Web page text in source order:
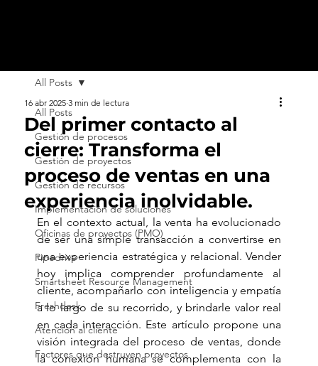
All Posts
Gestión de procesos
Gestión de proyectos
Gestión de recursos
Implementación de soluciones
Oficinas de proyectos (PMO)
Pipedrive
Smartsheet Resource Management
Freshdesk
Atención al cliente
Factores que destruyen proyectos
All Posts
Del primer contacto al
cierre: Transforma el
proceso de ventas en una
experiencia inolvidable.
16 abr 2025 3 min de lectura
En el contexto actual, la venta ha evolucionado
de ser una simple transacción a convertirse en
una experiencia estratégica y relacional. Vender
hoy implica comprender profundamente al
cliente, acompañarlo con inteligencia y empatía
a lo largo de su recorrido, y brindarle valor real
en cada interacción. Este artículo propone una
visión integrada del proceso de ventas, donde
la conexión humana se complementa con la